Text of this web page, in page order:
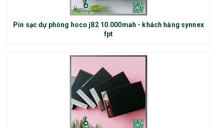
Pin sạc dự phòng hoco j82 10.000mah - khách hàng synnex
fpt